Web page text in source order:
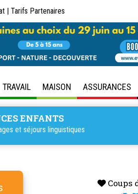
| Tarifs Partenaires
TRAVAIL MAISON ASSURANCES
ENFANTS
et séjours linguistiques
Coups